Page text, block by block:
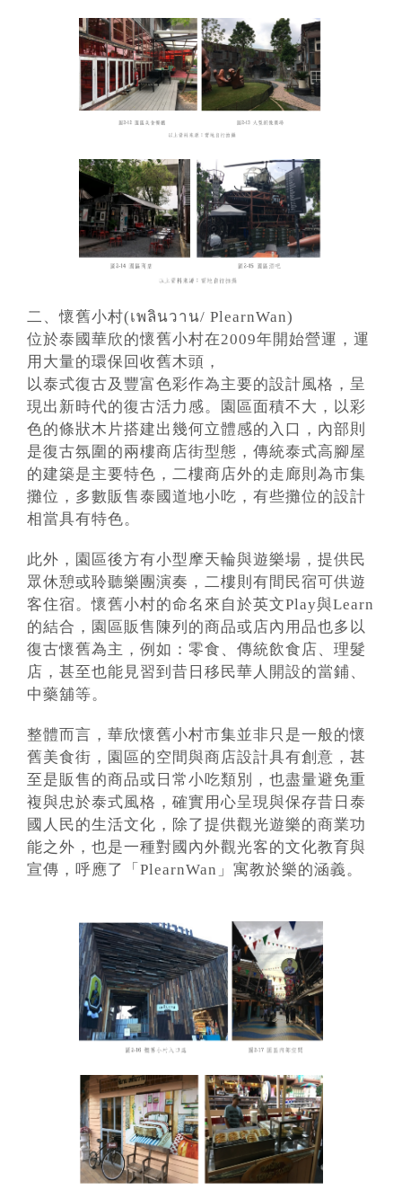
二、懷舊小村(เพลินวาน/ PlearnWan)
位於泰國華欣的懷舊小村在2009年開始營運，運
用大量的環保回收舊木頭，
以泰式復古及豐富色彩作為主要的設計風格，呈
現出新時代的復古活力感。園區面積不大，以彩
色的條狀木片搭建出幾何立體感的入口，內部則
是復古氛圍的兩樓商店街型態，傳統泰式高腳屋
的建築是主要特色，二樓商店外的走廊則為市集
攤位，多數販售泰國道地小吃，有些攤位的設計
相當具有特色。
此外，園區後方有小型摩天輪與遊樂場，提供民
眾休憩或聆聽樂團演奏，二樓則有間民宿可供遊
客住宿。懷舊小村的命名來自於英文Play與Learn
的結合，園區販售陳列的商品或店內用品也多以
復古懷舊為主，例如：零食、傳統飲食店、理髮
店，甚至也能見習到昔日移民華人開設的當鋪、
中藥舖等。
整體而言，華欣懷舊小村市集並非只是一般的懷
舊美食街，園區的空間與商店設計具有創意，甚
至是販售的商品或日常小吃類別，也盡量避免重
複與忠於泰式風格，確實用心呈現與保存昔日泰
國人民的生活文化，除了提供觀光遊樂的商業功
能之外，也是一種對國內外觀光客的文化教育與
宣傳，呼應了「PlearnWan」寓教於樂的涵義。